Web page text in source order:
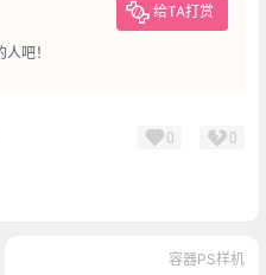
给TA打赏
吧！
0 0
容器PS样机